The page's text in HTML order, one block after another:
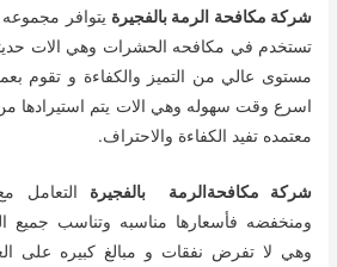
شركة مكافحة الرمة بالفجيرة يتوافر
تستخدم في مكافحه الحشرات وهي الات
مستوى عالي من التميز والكفاءة و تقوم
اسرع وقت سهوله وهي الات يتم استيرادها
معتمده تفيد الكفاءة والاحتراف.
شركة مكافحةالرمة بالفجيرة التعامل
ومنخفضه فأسعارها مناسبه وتناسب جميع
وهي لا تفرض نفقات و مبالغ كبيره على